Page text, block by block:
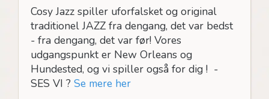
Cosy Jazz spiller uforfalsket og original
traditionel JAZZ fra dengang, det var bedst
- fra dengang, det var før! Vores
udgangspunkt er New Orleans og
Hundested, og vi spiller også for dig ! -
SES VI ? Se mere her